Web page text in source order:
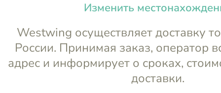
Изменить
Westwing осуществляет доставку
России. Принимая заказ, оператор
адрес и информирует о сроках,
доставки.